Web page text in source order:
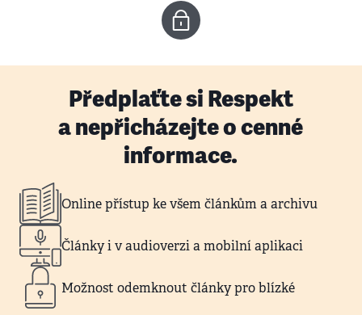
Předplaťte si Respekt
a nepřicházejte o cenné
informace.
Online přístup ke všem článkům a archivu
Články i v audioverzi a mobilní aplikaci
Možnost odemknout články pro blízké